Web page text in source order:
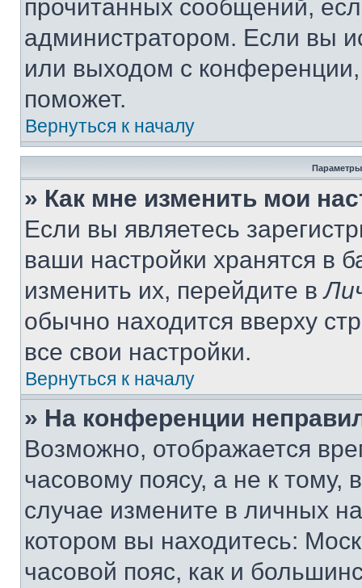
прочитанных сообщений,
администратором. Если вы
или выходом с
поможет.
Вернуться к началу
Параметры
» Как мне изменить мои
Если вы являетесь
ваши настройки хранятся в
изменить их, перейдите в
обычно находится вверху
все свои настройки.
Вернуться к началу
» На конференции
Возможно, отображается
часовому поясу, а не к тому,
случае измените в личных
котором вы находитесь:
часовой пояс, как и